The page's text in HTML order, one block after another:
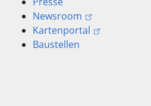
Newsroom
Kartenportal
Baustellen